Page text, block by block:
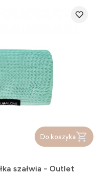
Do koszyka
szałwia - Outlet